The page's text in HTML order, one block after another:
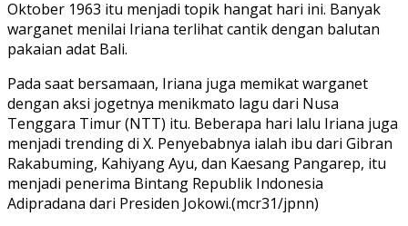
Oktober 1963 itu menjadi topik hangat hari ini. Banyak
warganet menilai Iriana terlihat cantik dengan balutan
pakaian adat Bali.
Pada saat bersamaan, Iriana juga memikat warganet
dengan aksi jogetnya menikmato lagu dari Nusa
Tenggara Timur (NTT) itu. Beberapa hari lalu Iriana juga
menjadi trending di X. Penyebabnya ialah ibu dari Gibran
Rakabuming, Kahiyang Ayu, dan Kaesang Pangarep, itu
menjadi penerima Bintang Republik Indonesia
Adipradana dari Presiden Jokowi.(mcr31/jpnn)